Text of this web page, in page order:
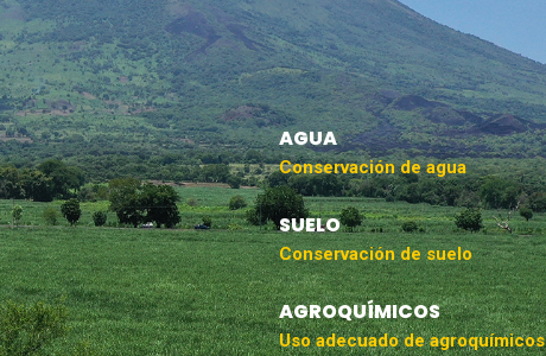
AGUA
Conservación de agua
SUELO
Conservación de suelo
AGROQUÍMICOS
Uso adecuado de agroquímicos